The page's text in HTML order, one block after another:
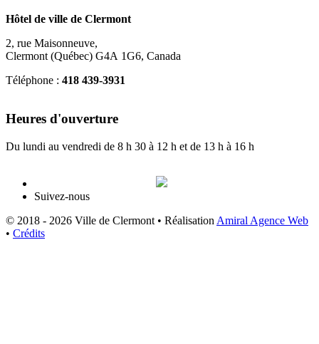
Hôtel de ville de Clermont
2, rue Maisonneuve,
Clermont (Québec) G4A 1G6, Canada
Téléphone : 418 439-3931
Heures d'ouverture
Du lundi au vendredi de 8 h 30 à 12 h et de 13 h à 16 h
Suivez-nous
© 2018 - 2026 Ville de Clermont • Réalisation Amiral Agence Web
• Crédits